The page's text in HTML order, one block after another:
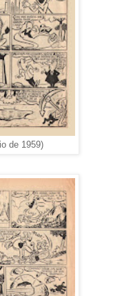
de 1959)